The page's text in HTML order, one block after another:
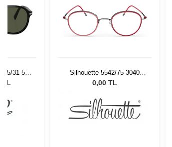
95/31 55
TL
Silhouette 5542/75 3040
47/22
0,00 TL